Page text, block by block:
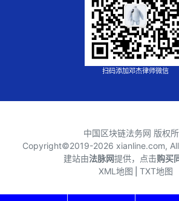
扫码添加邓杰律师微信
中国区块链法务网 版权
Copyright©2019-2026 xianline.com,
建站由法脉网提供，点击购买
XML地图
TXT地图